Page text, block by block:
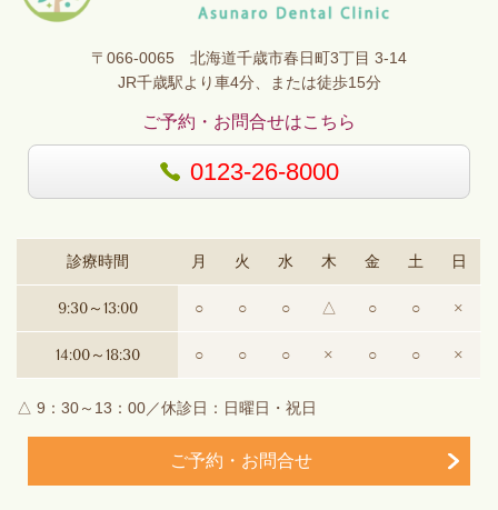
〒066-0065 北海道千歳市春日町3丁目 3-14
JR千歳駅より車4分、または徒歩15分
ご予約・お問合せはこちら
0123-26-8000
診療時間 月 火 水 木 金 土 日
9:30～13:00 ○ ○ ○ △ ○ ○ ×
14:00～18:30 ○ ○ ○ × ○ ○ ×
△ 9：30～13：00／休診日：日曜日・祝日
ご予約・お問合せ